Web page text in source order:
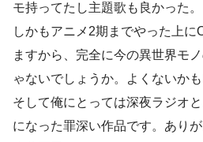
モ持ってたし主題歌も良かった。
しかもアニメ2期までやった上に
ますから、完全に今の異世界モ
ゃないでしょうか。よくないかも
そして俺にとっては深夜ラジオ
になった罪深い作品です。あり